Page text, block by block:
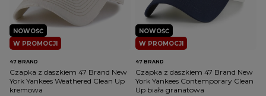
W PROMOCJI
NOWOŚĆ
47 BRAND
Czapka z daszkiem 47 Brand New
York Yankees Weathered Clean Up
kremowa
W PROMOCJI
NOWOŚĆ
47 BRAND
Czapka z daszkiem 47 Brand New
York Yankees Contemporary Clean
Up biała granatowa